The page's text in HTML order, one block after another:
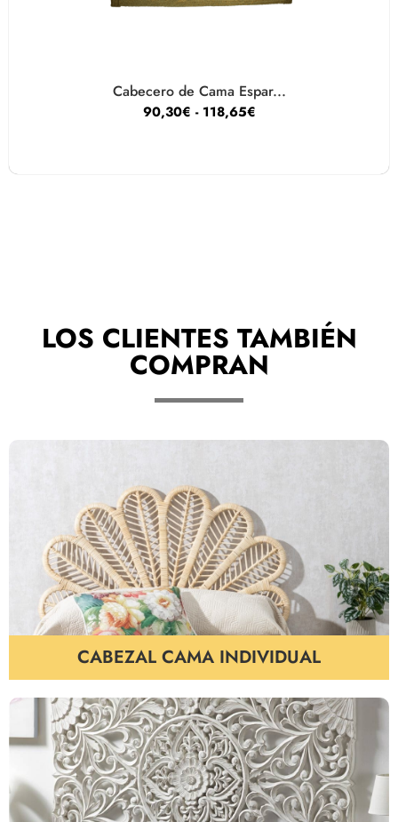
Cabecero de Cama Espar...
90,30€ - 118,65€
LOS CLIENTES TAMBIÉN
COMPRAN
CABEZAL CAMA INDIVIDUAL